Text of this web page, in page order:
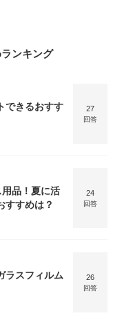
ンキング
できるおすす
27
回答
品！夏に活
すすめは？
24
回答
ラスフィルム
26
回答